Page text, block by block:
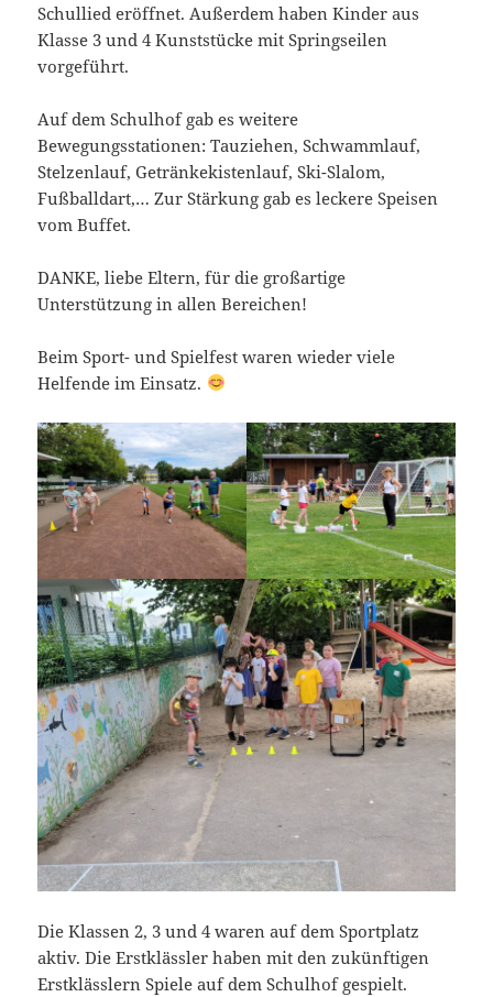
Schullied eröffnet. Außerdem haben Kinder aus
Klasse 3 und 4 Kunststücke mit Springseilen
vorgeführt.
Auf dem Schulhof gab es weitere
Bewegungsstationen: Tauziehen, Schwammlauf,
Stelzenlauf, Getränkekistenlauf, Ski-Slalom,
Fußballdart,… Zur Stärkung gab es leckere Speisen
vom Buffet.
DANKE, liebe Eltern, für die großartige
Unterstützung in allen Bereichen!
Beim Sport- und Spielfest waren wieder viele
Helfende im Einsatz.
Die Klassen 2, 3 und 4 waren auf dem Sportplatz
aktiv. Die Erstklässler haben mit den zukünftigen
Erstklässlern Spiele auf dem Schulhof gespielt.